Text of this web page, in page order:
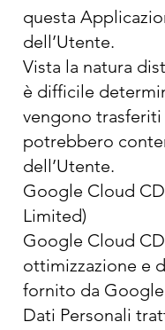
questa
dell’Utente.
Vista la natura
è difficile
vengono
potrebbero
dell’Utente.
Google Cloud
Limited)
Google Cloud
ottimizzazione e
fornito da
Dati Personali